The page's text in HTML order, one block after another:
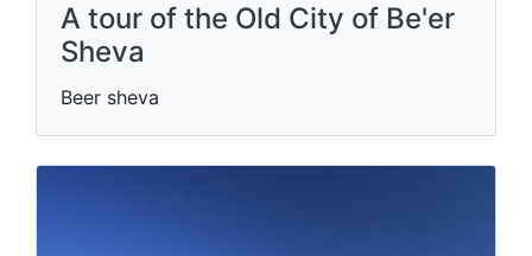
A tour of the Old City of Be'er
Sheva
Beer sheva